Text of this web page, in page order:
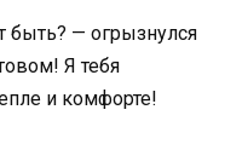
быть? — огрызнулся
Я тебя
и комфорте!